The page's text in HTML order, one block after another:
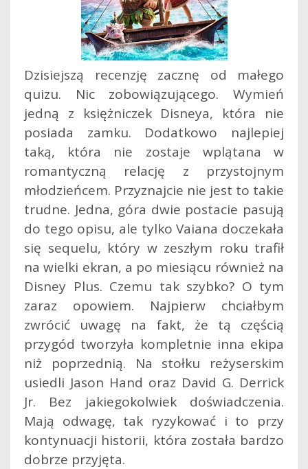
Dzisiejszą recenzję zacznę od małego
quizu. Nic zobowiązującego. Wymień
jedną z księżniczek Disneya, która nie
posiada zamku. Dodatkowo najlepiej
taką, która nie zostaje wplątana w
romantyczną relację z przystojnym
młodzieńcem. Przyznajcie nie jest to takie
trudne. Jedna, góra dwie postacie pasują
do tego opisu, ale tylko Vaiana doczekała
się sequelu, który w zeszłym roku trafił
na wielki ekran, a po miesiącu również na
Disney Plus. Czemu tak szybko? O tym
zaraz opowiem. Najpierw chciałbym
zwrócić uwagę na fakt, że tą częścią
przygód tworzyła kompletnie inna ekipa
niż poprzednią. Na stołku reżyserskim
usiedli Jason Hand oraz David G. Derrick
Jr. Bez jakiegokolwiek doświadczenia.
Mają odwagę, tak ryzykować i to przy
kontynuacji historii, która została bardzo
dobrze przyjęta.